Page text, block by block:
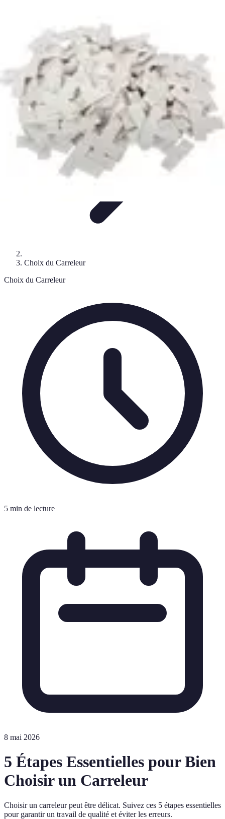
Sélection du Carreleur
Services Carreleur
Choix du Carreleur
Choix du Carreleur
5 min de lecture
8 mai 2026
5 Étapes Essentielles pour Bien
Choisir un Carreleur
Choisir un carreleur peut être délicat. Suivez ces 5 étapes essentielles
pour garantir un travail de qualité et éviter les erreurs.